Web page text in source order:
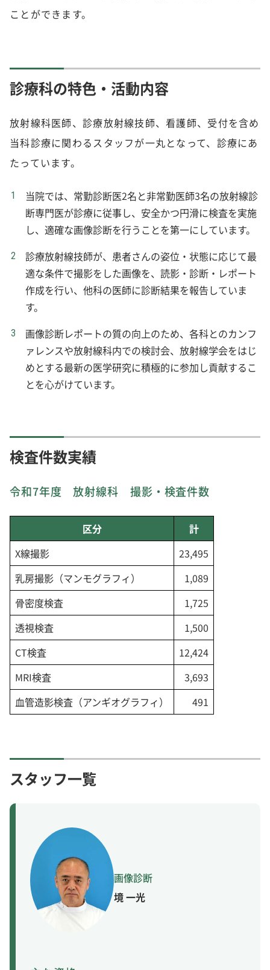
ことができます。
診療科の特色・活動内容
放射線科医師、診療放射線技師、看護師、受付を含め
当科診療に関わるスタッフが一丸となって、診療にあ
たっています。
当院では、常勤診断医2名と非常勤医師3名の放射線診
断専門医が診療に従事し、安全かつ円滑に検査を実施
し、適確な画像診断を行うことを第一にしています。
診療放射線技師が、患者さんの姿位・状態に応じて最
適な条件で撮影をした画像を、読影・診断・レポート
作成を行い、他科の医師に診断結果を報告していま
す。
画像診断レポートの質の向上のため、各科とのカンフ
ァレンスや放射線科内での検討会、放射線学会をはじ
めとする最新の医学研究に積極的に参加し貢献するこ
とを心がけています。
検査件数実績
令和7年度 放射線科 撮影・検査件数
区分
計
X線撮影
23,495
乳房撮影（マンモグラフィ）
1,089
骨密度検査
1,725
透視検査
1,500
CT検査
12,424
MRI検査
3,693
血管造影検査（アンギオグラフィ）
491
スタッフ一覧
境 一光